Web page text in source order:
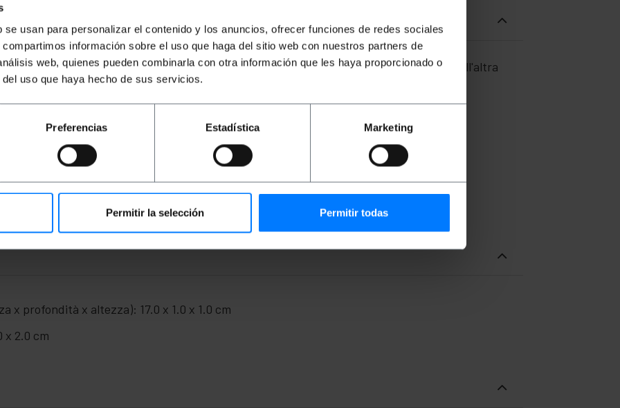
usan para personalizar el contenido y los anuncios, ofrecer funciones de redes sociales
información sobre el uso que haga del sitio web con nuestros partners de
web, quienes pueden combinarla con otra información que les haya proporcionado o
uso que haya hecho de sus servicios.
Preferencias Estadística Marketing
Permitir la selección Permitir todas
RF EAS. Si tratta di un cavo d'acciaio plastificato, che ad un'estremità ha un anello, e all'altra
applicare all'etichetta antifurto. Ideale per proteggere oggetti perforati: calzature,
gamma di disaccoppiatori # XY02x.
compatibile con tag antifurto EAS RF da 8,2 MHz.
il quale viene passato il cordino stesso.
un chiodo in metallo, da attaccare all'etichetta antifurto.
x profondità x altezza): 17.0 x 1.0 x 1.0 cm
x 2.0 cm